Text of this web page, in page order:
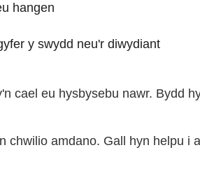
hangen
y swydd neu'r diwydiant
cael eu hysbysebu nawr. Bydd
chwilio amdano. Gall hyn helpu i